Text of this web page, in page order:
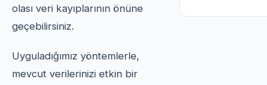
olası veri kayıplarının önüne
geçebilirsiniz.
Uyguladığımız yöntemlerle,
mevcut verilerinizi etkin bir